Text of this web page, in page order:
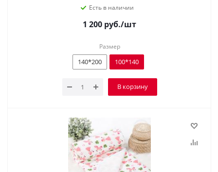
Есть в наличии
1 200 руб./шт
Размер
140*200 100*140
В корзину